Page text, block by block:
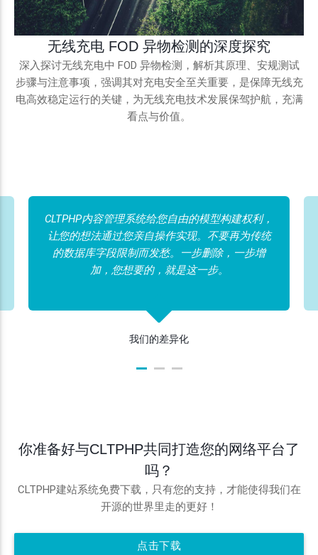
无线充电 FOD 异物检测的深度探究
深入探讨无线充电中 FOD 异物检测，解析其原理、安规测试
步骤与注意事项，强调其对充电安全至关重要，是保障无线充
电高效稳定运行的关键，为无线充电技术发展保驾护航，充满
看点与价值。
CLTPHP内容管理系统给您自由的模型构建权利，
让您的想法通过您亲自操作实现。不要再为传统
的数据库字段限制而发愁。一步删除，一步增
加，您想要的，就是这一步。
我们的差异化
你准备好与CLTPHP共同打造您的网络平台了
吗？
CLTPHP建站系统免费下载，只有您的支持，才能使得我们在
开源的世界里走的更好！
点击下载